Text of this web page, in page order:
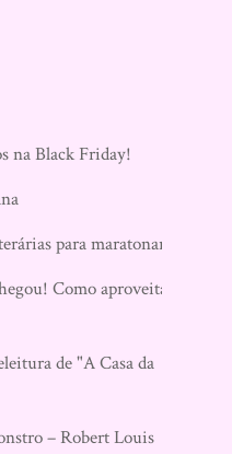
na Black Friday!
para maratonar!
Como aproveitar
de "A Casa da
– Robert Louis